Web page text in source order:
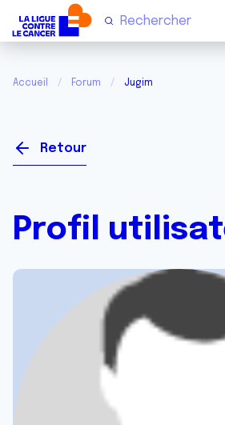
Accueil Forum Jugim
Retour
Profil